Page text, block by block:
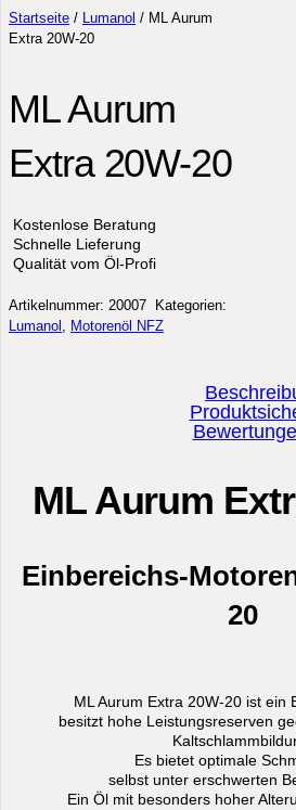
Startseite / Lumanol / ML Aurum
Extra 20W-20
ML Aurum
Extra 20W-20
Kostenlose Beratung
Schnelle Lieferung
Qualität vom Öl-Profi
Artikelnummer: 20007
Kategorien:
Lumanol , Motorenöl NFZ
ML Aurum
Einbereichs-
20
ML Aurum Extra 20W-20 ist ein
besitzt hohe Leistungsreserven
Es bietet optimale
selbst unter erschwerten
Ein Öl mit besonders hoher